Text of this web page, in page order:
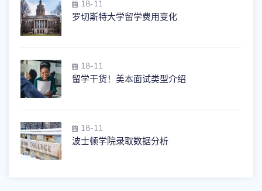
18-11
罗切斯特大学留学费用变化
18-11
留学干货！美本面试类型介绍
18-11
波士顿学院录取数据分析